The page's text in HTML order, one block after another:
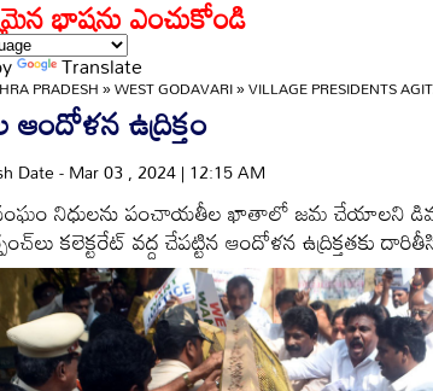
భాషను ఎంచుకోండి
Translate
PRADESH»WEST GODAVARI»VILLAGE PRESIDENTS
ఆందోళన ఉద్రిక్తం
Date - Mar 03 , 2024 | 12:15 AM
నిధులను పంచాయతీల ఖాతాలో జమ చేయాలని
కలెక్టరేట్‌ వద్ద చేపట్టిన ఆందోళన ఉద్రిక్తతకు